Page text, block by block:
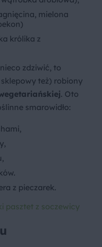
mielona
królika z
zdziwić, to
też) robiony
. Oto
smarowidło:
z pieczarek.
pasztet z soczewicy